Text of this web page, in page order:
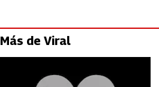
Más de Viral